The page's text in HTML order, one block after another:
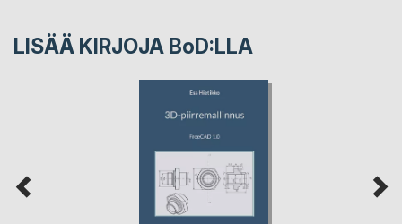
LISÄÄ KIRJOJA BoD:LLA